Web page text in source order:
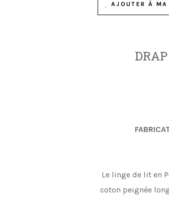
AJOUTER À
Le linge de lit en
coton peignée